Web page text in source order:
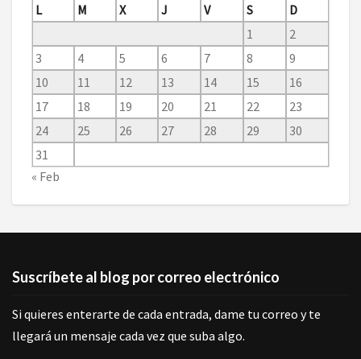
L
M X J V S
D
1
2
3
4 5 6 7 8
9
10
11 12 13 14 15
16
17
18 19 20 21 22
23
24
25 26 27 28 29
30
31
« Feb
Suscríbete al blog por correo electrónico
Si quieres enterarte de cada entrada, dame tu correo y te
llegará un mensaje cada vez que suba algo.